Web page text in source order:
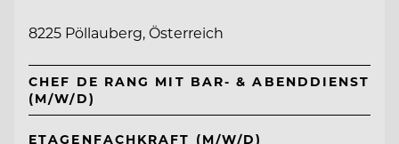
8225 Pöllauberg, Österreich
CHEF DE RANG MIT BAR- & ABENDDIENST
(M/W/D)
ETAGENFACHKRAFT (M/W/D)